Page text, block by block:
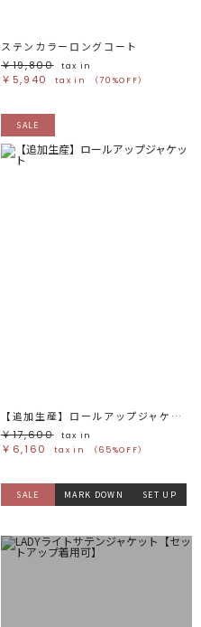
ステンカラーロングコート
￥19,800
tax in
￥5,940 tax in （70%OFF）
SALE
【追加生産】ロールアップジャケット
￥17,600
tax in
￥6,160 tax in （65%OFF）
SALE MARK DOWN SET UP